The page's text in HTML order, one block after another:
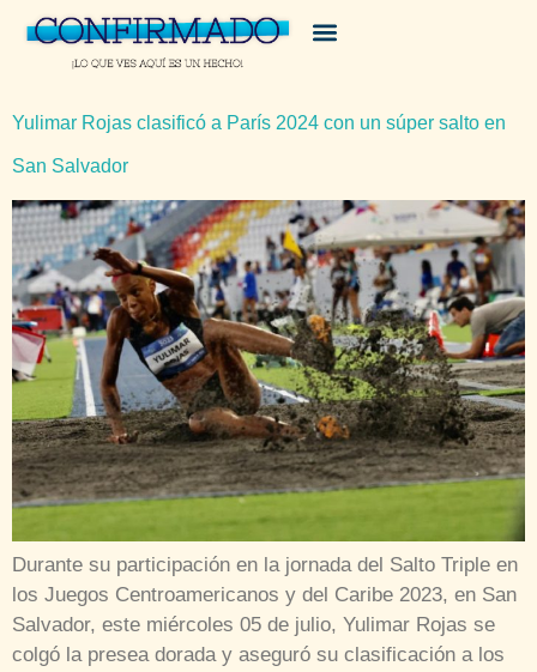
Yulimar Rojas clasificó a París 2024 con un súper salto en
San Salvador
Durante su participación en la jornada del Salto Triple en
los Juegos Centroamericanos y del Caribe 2023, en San
Salvador, este miércoles 05 de julio, Yulimar Rojas se
colgó la presea dorada y aseguró su clasificación a los